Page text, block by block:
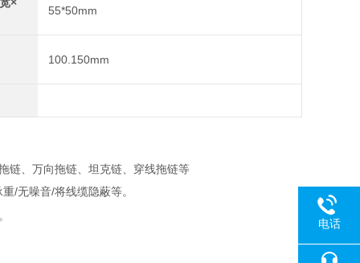
55*50mm
100.150mm
链、万向拖链、坦克链、穿线拖链等
无噪音/将线缆隐蔽等。
电话